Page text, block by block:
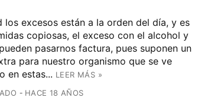
los excesos están a la orden del día, y es
copiosas, el exceso con el alcohol y
pasarnos factura, pues suponen un
para nuestro organismo que se ve
en estas... LEER MÁS »
HACE 18 AÑOS